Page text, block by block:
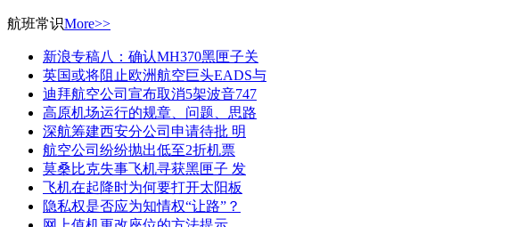
航班常识More>>
新浪专稿八：确认MH370黑匣子关
英国或将阻止欧洲航空巨头EADS与
迪拜航空公司宣布取消5架波音747
高原机场运行的规章、问题、思路
深航筹建西安分公司申请待批 明
航空公司纷纷抛出低至2折机票
莫桑比克失事飞机寻获黑匣子 发
飞机在起降时为何要打开太阳板
隐私权是否应为知情权“让路”？